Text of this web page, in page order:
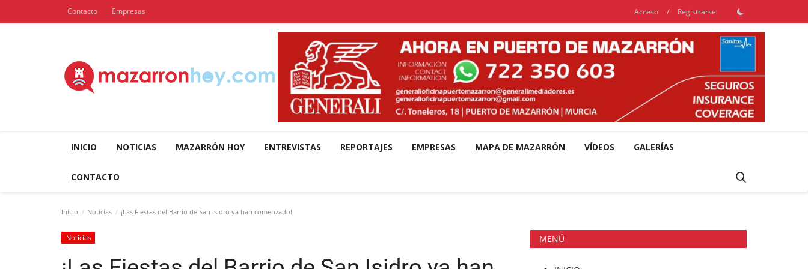
Contacto Empresas Acceso / Registrarse
INICIO NOTICIAS MAZARRÓN HOY ENTREVISTAS REPORTAJES EMPRESAS MAPA DE MAZARRÓN VÍDEOS GALERÍAS
CONTACTO
Inicio Noticias ¡Las Fiestas del Barrio de San Isidro ya han comenzado!
Noticias MENÚ